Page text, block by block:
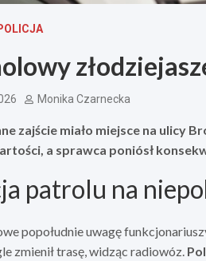
Monika Czarnecka
zajście miało miejsce na ulicy
a sprawca poniósł
patrolu na
popołudnie uwagę
zmienił trasę, widząc radiowóz.